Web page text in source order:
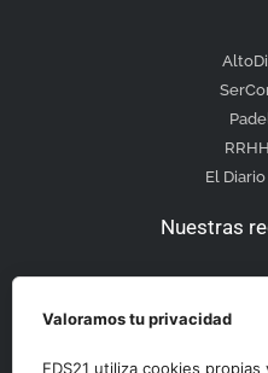
El
Nuestras
Otras
Valoramos tu privacidad
EDS21 utiliza cookies propias